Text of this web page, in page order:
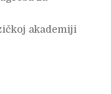
akademiji